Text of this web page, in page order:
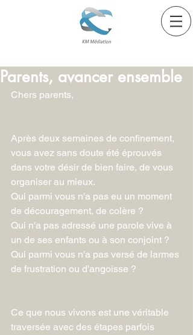
Parents, avancer ensemble
Chers parents,
Après deux semaines de confinement,
vous avez sans doute été éprouvés
dans votre désir de bien faire, de vous
organiser au mieux.
Qui parmi vous n'a pas eu un moment
de découragement, de colère ?
Qui n'a pas adressé une parole vive à
un de ses enfants ou à son conjoint ?
Qui parmi vous n'a pas versé de larmes
de frustration ou d'angoisse ?
Ce que nous vivons est une véritable
traversée avec des étapes parfois